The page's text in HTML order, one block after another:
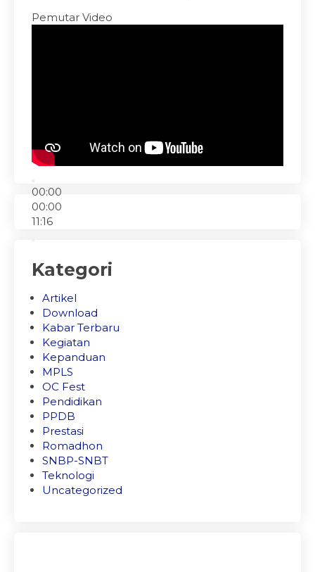
Pemutar Video
00:00
00:00
11:16
Kategori
Artikel
Download
Kabar Terbaru
Kegiatan
Kepanduan
MPLS
OC Fest
Pendidikan
PPDB
Prestasi
Romadhon
SNBP-SNBT
Teknologi
Uncategorized